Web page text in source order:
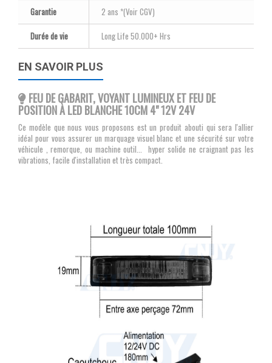
Garantie
2 ans *(Voir CGV)
Durée de vie
Long Life 50.000+ Hrs
EN SAVOIR PLUS
FEU DE GABARIT, VOYANT LUMINEUX ET FEU DE
POSITION À LED BLANCHE 10CM 4" 12V 24V
Ce modèle que nous vous proposons est un produit abouti qui sera l'allier
idéal pour vous assurer un marquage visuel blanc et une sécurité sur votre
véhicule , remorque, ou machine outil... hyper solide ne craignant pas les
vibrations, facile d'installation et très compact.